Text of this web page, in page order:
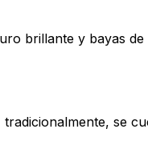
brillante y bayas
se